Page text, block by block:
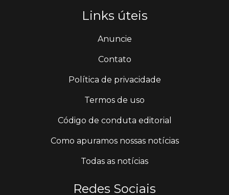
Links úteis
Anuncie
Contato
Política de privacidade
Termos de uso
Código de conduta editorial
Como apuramos nossas notícias
Todas as notícias
Redes Sociais